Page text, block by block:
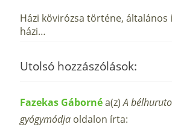
Házi kövirózsa történe,
házi…
Utolsó hozzászólások:
Fazekas Gábornéa(z)A
gyógymódja oldalon írta: